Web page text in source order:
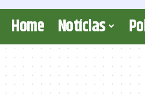
Home Notícias